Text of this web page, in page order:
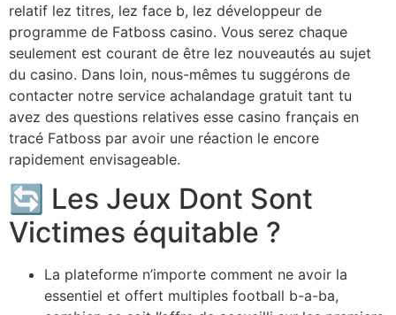
relatif lez titres, lez face b, lez développeur de
programme de Fatboss casino. Vous serez chaque
seulement est courant de être lez nouveautés au sujet
du casino. Dans loin, nous-mêmes tu suggérons de
contacter notre service achalandage gratuit tant tu
avez des questions relatives esse casino français en
tracé Fatboss par avoir une réaction le encore
rapidement envisageable.
🔄 Les Jeux Dont Sont
Victimes équitable ?
La plateforme n’importe comment ne avoir la
essentiel et offert multiples football b-a-ba,